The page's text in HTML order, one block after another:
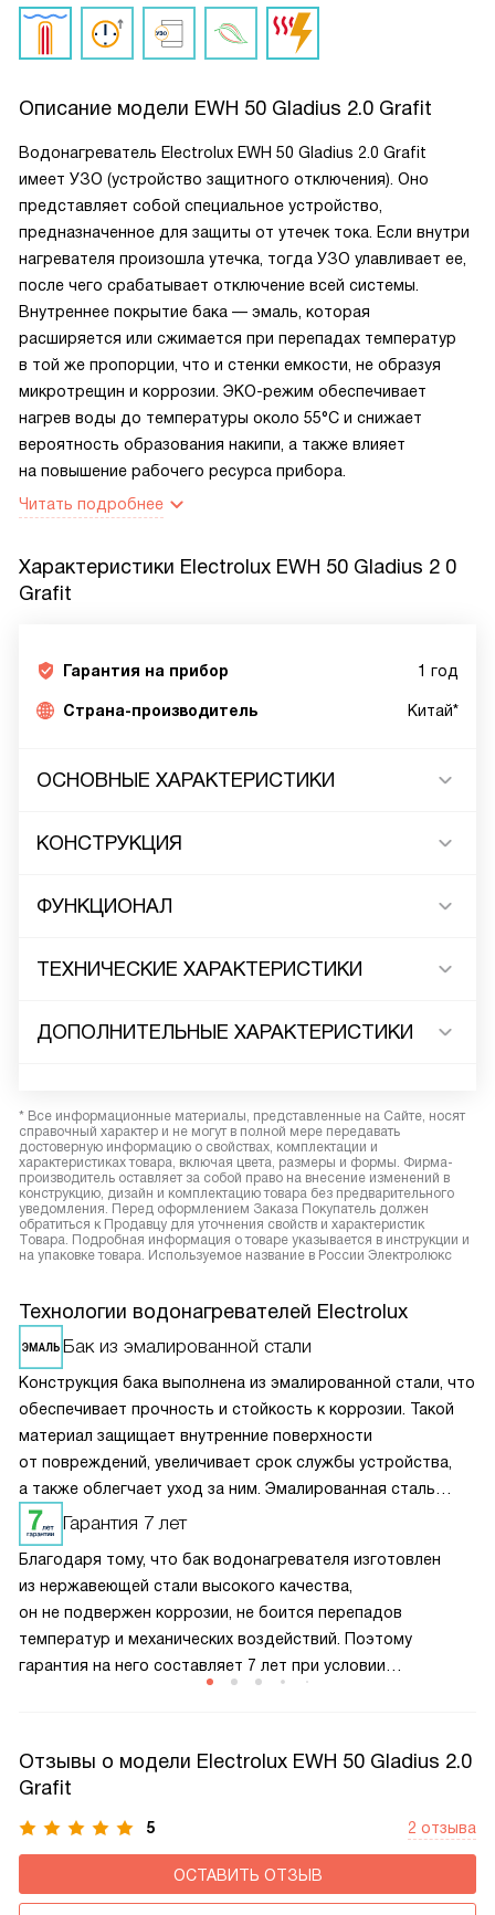
Описание модели EWH 50 Gladius 2.0 Grafit
Водонагреватель Electrolux EWH 50 Gladius 2.0 Grafit
имеет УЗО (устройство защитного отключения). Оно
представляет собой специальное устройство,
предназначенное для защиты от утечек тока. Если внутри
нагревателя произошла утечка, тогда УЗО улавливает ее,
после чего срабатывает отключение всей системы.
Внутреннее покрытие бака — эмаль, которая
расширяется или сжимается при перепадах температур
в той же пропорции, что и стенки емкости, не образуя
микротрещин и коррозии. ЭКО-режим обеспечивает
нагрев воды до температуры около 55°С и снижает
вероятность образования накипи, а также влияет
на повышение рабочего ресурса прибора.
Читать подробнее
Характеристики Electrolux EWH 50 Gladius 2 0
Grafit
Гарантия на прибор 1 год
Страна-производитель Китай*
ОСНОВНЫЕ ХАРАКТЕРИСТИКИ
КОНСТРУКЦИЯ
ФУНКЦИОНАЛ
ТЕХНИЧЕСКИЕ ХАРАКТЕРИСТИКИ
ДОПОЛНИТЕЛЬНЫЕ ХАРАКТЕРИСТИКИ
* Все информационные материалы, представленные на Сайте, носят
справочный характер и не могут в полной мере передавать
достоверную информацию о свойствах, комплектации и
характеристиках товара, включая цвета, размеры и формы. Фирма-
производитель оставляет за собой право на внесение изменений в
конструкцию, дизайн и комплектацию товара без предварительного
уведомления. Перед оформлением Заказа Покупатель должен
обратиться к Продавцу для уточнения свойств и характеристик
Товара. Подробная информация о товаре указывается в инструкции и
на упаковке товара. Используемое название в России Электролюкс
Технологии водонагревателей Electrolux
Бак из эмалированной стали
Конструкция бака выполнена из эмалированной стали, что
обеспечивает прочность и стойкость к коррозии. Такой
материал защищает внутренние поверхности
от повреждений, увеличивает срок службы устройства,
а также облегчает уход за ним. Эмалированная сталь
помогает сохранять качество воды и предотвращает
накопление накипи, что важно для долговечной
и стабильной работы водонагревателя. Это надежное
решение для долгосрочного использования.
Гарантия 7 лет
Благодаря тому, что бак водонагревателя изготовлен
из нержавеющей стали высокого качества,
он не подвержен коррозии, не боится перепадов
температур и механических воздействий. Поэтому
гарантия на него составляет 7 лет при условии
Отзывы о модели Electrolux EWH 50 Gladius 2.0
Grafit
5 2 отзыва
ОСТАВИТЬ ОТЗЫВ